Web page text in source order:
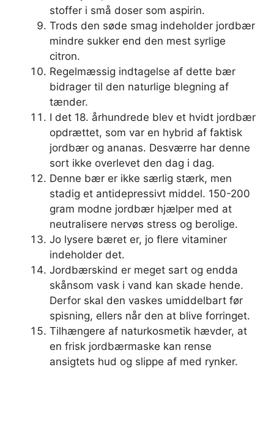
stoffer i små doser som aspirin.
Trods den søde smag indeholder jordbær
mindre sukker end den mest syrlige
citron.
Regelmæssig indtagelse af dette bær
bidrager til den naturlige blegning af
tænder.
I det 18. århundrede blev et hvidt jordbær
opdrættet, som var en hybrid af faktisk
jordbær og ananas. Desværre har denne
sort ikke overlevet den dag i dag.
Denne bær er ikke særlig stærk, men
stadig et antidepressivt middel. 150-200
gram modne jordbær hjælper med at
neutralisere nervøs stress og berolige.
Jo lysere bæret er, jo flere vitaminer
indeholder det.
Jordbærskind er meget sart og endda
skånsom vask i vand kan skade hende.
Derfor skal den vaskes umiddelbart før
spisning, ellers når den at blive forringet.
Tilhængere af naturkosmetik hævder, at
en frisk jordbærmaske kan rense
ansigtets hud og slippe af med rynker.